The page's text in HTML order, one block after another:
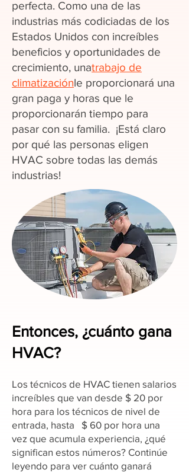
perfecta. Como una de las
industrias más codiciadas de los
Estados Unidos con increíbles
beneficios y oportunidades de
crecimiento, unatrabajo de
climatizaciónle proporcionará una
gran paga y horas que le
proporcionarán tiempo para
pasar con su familia. ¡Está claro
por qué las personas eligen
HVAC sobre todas las demás
industrias!
Entonces, ¿cuánto gana
HVAC?
Los técnicos de HVAC tienen salarios
increíbles que van desde $ 20 por
hora para los técnicos de nivel de
entrada, hasta $ 60 por hora una
vez que acumula experiencia, ¿qué
significan estos números? Continúe
leyendo para ver cuánto ganará